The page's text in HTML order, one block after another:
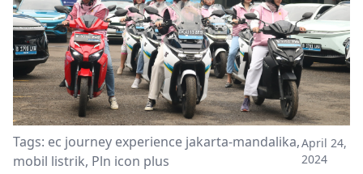
Tags: ec journey experience jakarta-mandalika,
mobil listrik, Pln icon plus
April 24,
2024